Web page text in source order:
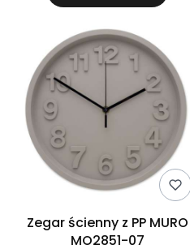
Zegar ścienny z PP MURO
MO2851-07